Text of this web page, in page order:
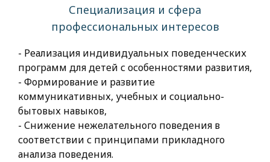
Специализация и сфера
профессиональных интересов
- Реализация индивидуальных поведенческих
программ для детей с особенностями развития,
- Формирование и развитие
коммуникативных, учебных и социально-
бытовых навыков,
- Снижение нежелательного поведения в
соответствии с принципами прикладного
анализа поведения.